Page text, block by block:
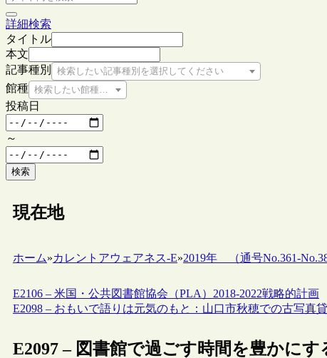
詳細検索
タイトル
本文
記事種別
検索したい記事種別を選択してください
館種 検索したい館種を選択してください
投稿日
～
検索
現在地
ホーム»カレントアウェアネス-E»2019年 （通号No.361-
E2106 – 米国・公共図書館協会（PLA）2018-2022戦略的計画
E2098 – おもいで語りは元気のもと：山口市秋穂での古写真
E2097 – 図書館で過ごす時間を豊かに